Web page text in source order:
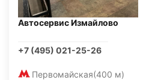
Автосервис Измайлово
+7 (495) 021-25-26
Первомайская(400 м)